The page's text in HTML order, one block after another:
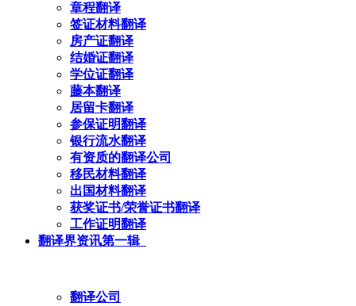
章程翻译
签证材料翻译
房产证翻译
结婚证翻译
学位证翻译
藤本翻译
居留卡翻译
参保证明翻译
银行流水翻译
有资质的翻译公司
移民材料翻译
出国材料翻译
获奖证书/荣誉证书翻译
工作证明翻译
翻译界资讯第一辑
翻译公司